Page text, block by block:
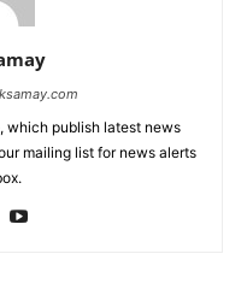
which publish latest news
mailing list for news alerts